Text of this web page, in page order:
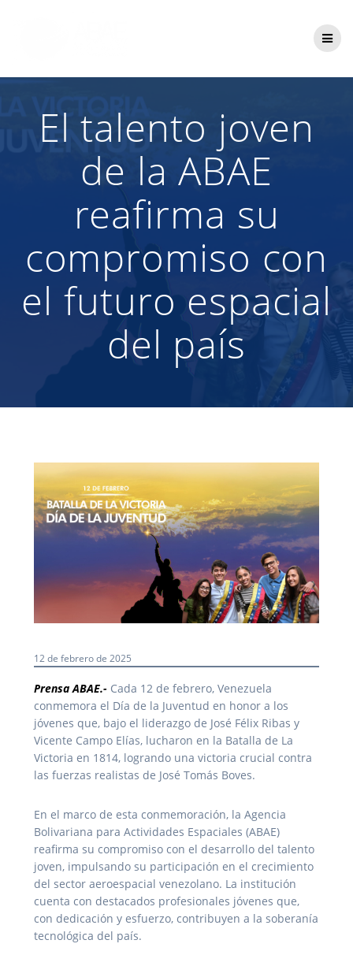
El talento joven
de la ABAE
reafirma su
compromiso con
el futuro espacial
del país
12 de febrero de 2025
Prensa ABAE.- Cada 12 de febrero, Venezuela
conmemora el Día de la Juventud en honor a los
jóvenes que, bajo el liderazgo de José Félix Ribas y
Vicente Campo Elías, lucharon en la Batalla de La
Victoria en 1814, logrando una victoria crucial contra
las fuerzas realistas de José Tomás Boves.
En el marco de esta conmemoración, la Agencia
Bolivariana para Actividades Espaciales (ABAE)
reafirma su compromiso con el desarrollo del talento
joven, impulsando su participación en el crecimiento
del sector aeroespacial venezolano. La institución
cuenta con destacados profesionales jóvenes que,
con dedicación y esfuerzo, contribuyen a la soberanía
tecnológica del país.